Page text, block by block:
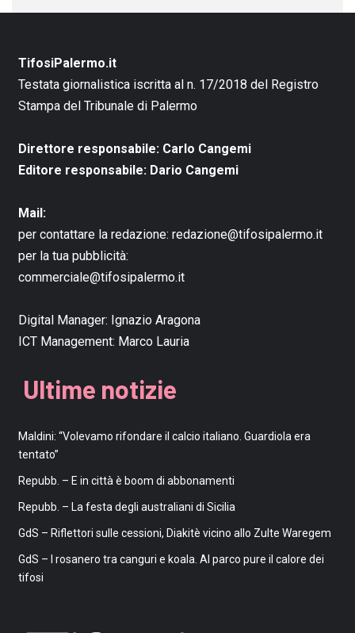
TifosiPalermo.it
Testata giornalistica iscritta al n. 17/2018 del Registro
Stampa del Tribunale di Palermo
Direttore responsabile: Carlo Cangemi
Editore responsabile: Dario Cangemi
Mail:
per contattare la redazione: redazione@tifosipalermo.it
per la tua pubblicità:
commerciale@tifosipalermo.it
Digital Manager: Ignazio Aragona
ICT Management: Marco Lauria
Ultime notizie
Maldini: “Volevamo rifondare il calcio italiano. Guardiola era
tentato”
Repubb. – E in città è boom di abbonamenti
Repubb. – La festa degli australiani di Sicilia
GdS – Riflettori sulle cessioni, Diakitè vicino allo Zulte Waregem
GdS – I rosanero tra canguri e koala. Al parco pure il calore dei
tifosi